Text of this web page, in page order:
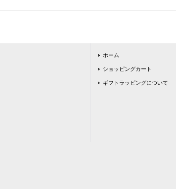
ホーム
ショッピングカート
ギフトラッピングについて